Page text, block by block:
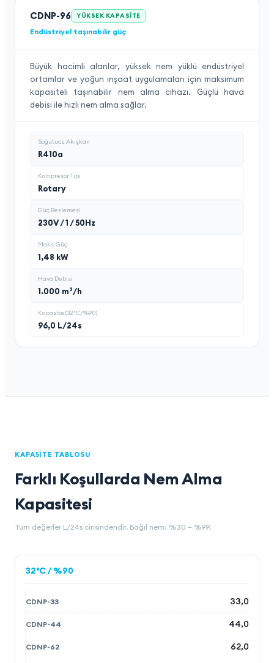
CDNP-96 YÜKSEK KAPASITE
Endüstriyel taşınabilir güç
Büyük hacimli alanlar, yüksek nem yüklü endüstriyel
ortamlar ve yoğun inşaat uygulamaları için maksimum
kapasiteli taşınabilir nem alma cihazı. Güçlü hava
debisi ile hızlı nem alma sağlar.
Soğutucu Akışkan
R410a
Kompresör Tipi
Rotary
Güç Beslemesi
230V / 1 / 50Hz
Maks. Güç
1,48 kW
Hava Debisi
1.000 m³/h
Kapasite (32°C/%90)
96,0 L/24s
KAPASITE TABLOSU
Farklı Koşullarda Nem Alma
Kapasitesi
Tüm değerler L/24s cinsindendir. Bağıl nem: %30 – %99.
32°C / %90
33,0
44,0
62,0